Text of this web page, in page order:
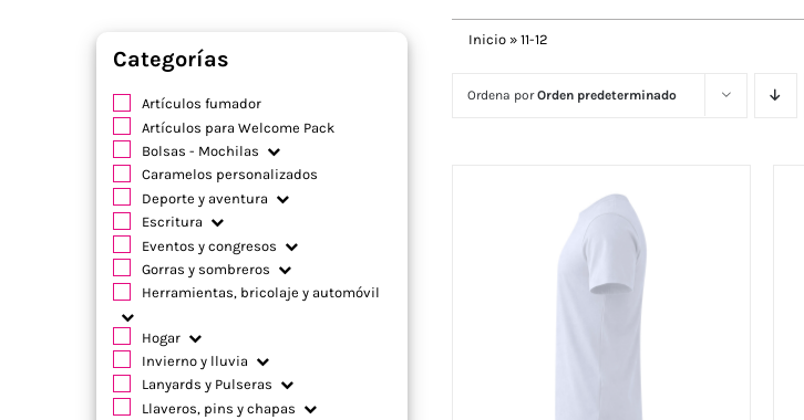
Inicio» 11-12
Ordena porOrden predeterminado
Categorías
Artículos fumador
Artículos para Welcome Pack
Bolsas - Mochilas
Caramelos personalizados
Deporte y aventura
Escritura
Eventos y congresos
Gorras y sombreros
Herramientas, bricolaje y automóvil
Hogar
Invierno y lluvia
Lanyards y Pulseras
Llaveros, pins y chapas